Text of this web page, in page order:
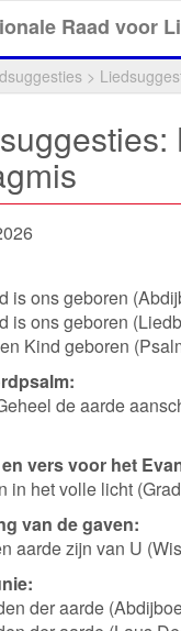
Raad voor
>
is ons geboren
is ons geboren
Kind geboren
de aarde
vers voor het
in het volle licht
van de gaven:
aarde zijn van U
der aarde